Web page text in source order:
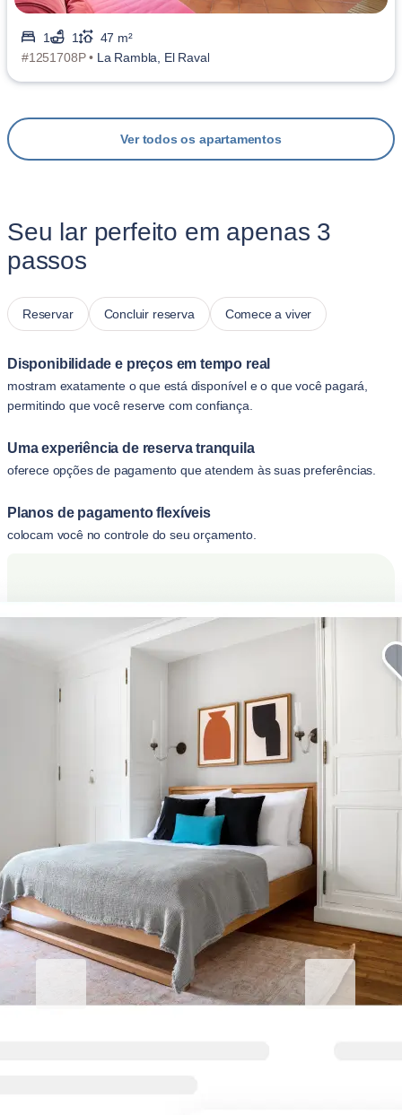
1 1
47 m²
#1251708P • La Rambla, El Raval
Ver todos os apartamentos
Seu lar perfeito em apenas 3
passos
Reservar Concluir reserva Comece a viver
Disponibilidade e preços em tempo real
mostram exatamente o que está disponível e o que você pagará,
permitindo que você reserve com confiança.
Uma experiência de reserva tranquila
oferece opções de pagamento que atendem às suas preferências.
Planos de pagamento flexíveis
colocam você no controle do seu orçamento.
Eleve sua estadia corporativa